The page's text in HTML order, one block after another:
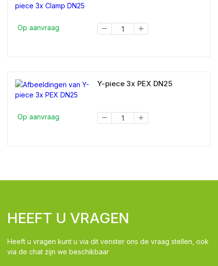
Op aanvraag
Op aanvraag
Y-piece 3x PEX DN25
HEEFT U VRAGEN
Heeft u vragen kunt u via dit venster ons de vraag stellen, ook
via de chat zijn we beschikbaar